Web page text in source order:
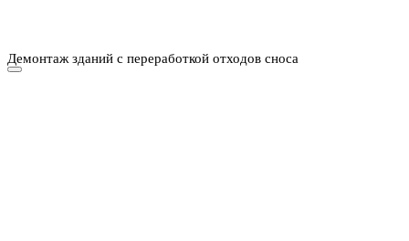
Демонтаж зданий с переработкой отходов сноса